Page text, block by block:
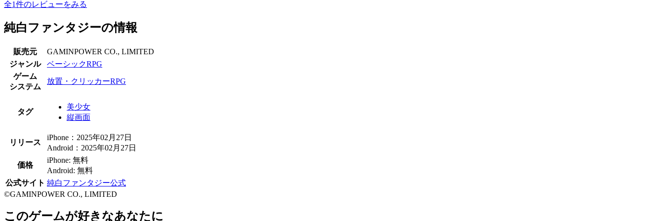
全1件のレビューをみる
純白ファンタジーの情報
販売元
GAMINPOWER CO., LIMITED
ジャンル
ベーシックRPG
ゲーム
システム
放置・クリッカーRPG
タグ
美少女
縦画面
リリース
iPhone：2025年02月27日
Android：2025年02月27日
価格
iPhone: 無料
Android: 無料
公式サイト 純白ファンタジー公式
©GAMINPOWER CO., LIMITED
このゲームが好きなあなたに